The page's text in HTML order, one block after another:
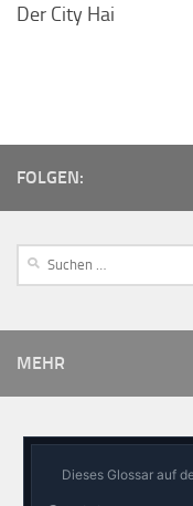
Der City Hai
FOLGEN:
MEHR